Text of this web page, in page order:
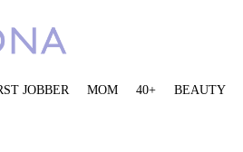
JOBBER MOM 40+ BEAUTY